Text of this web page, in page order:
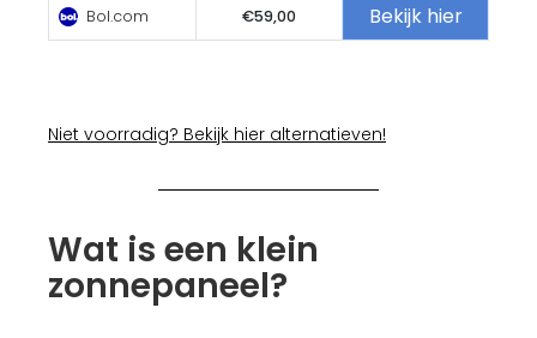
Bol.com €59,00 Bekijk hier
Niet voorradig? Bekijk hier alternatieven!
Wat is een klein
zonnepaneel?